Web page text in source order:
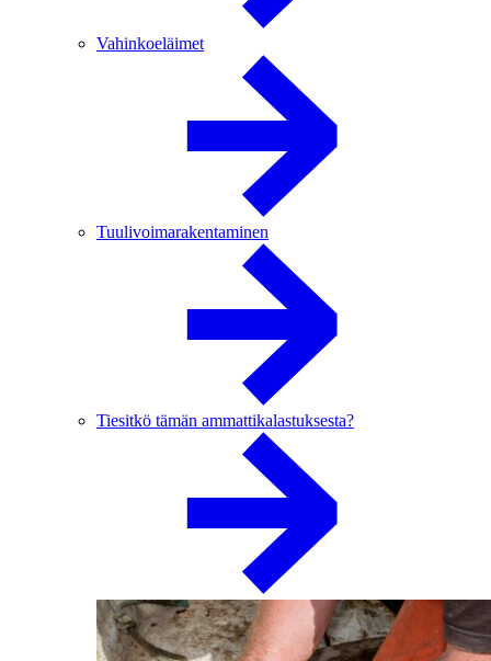
Vahinkoeläimet
Tuulivoimarakentaminen
Tiesitkö tämän ammattikalastuksesta?